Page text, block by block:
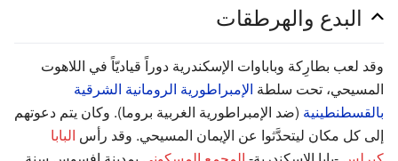
البدع والهرطقات
وقد لعب بطارِكة وباباوات الإسكندرية دوراً قياديّاً في اللاهوت
المسيحي، تحت سلطة الإمبراطورية الرومانية الشرقية
بالقسطنطينية (ضد الإمبراطورية الغربية بروما). وكان يتم دعوتهم
إلى كل مكان ليتحدَّثوا عن الإيمان المسيحي. وقد رأس البابا